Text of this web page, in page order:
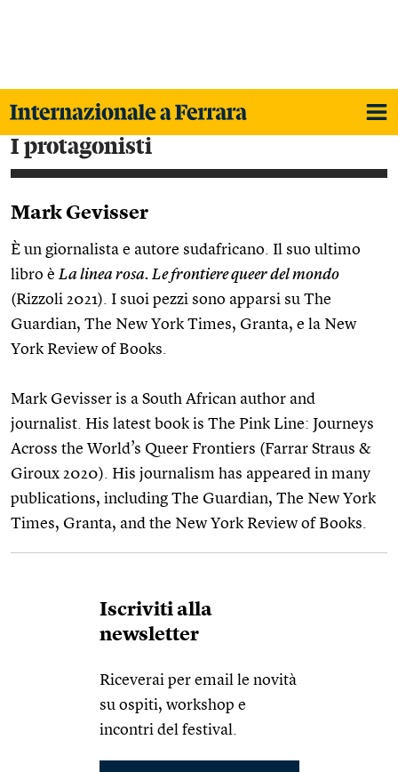
i protagonisti
Mark Gevisser
È un giornalista e autore sudafricano. Il suo ultimo
libro è La linea rosa. Le frontiere queer del mondo
(Rizzoli 2021). I suoi pezzi sono apparsi su The
Guardian, The New York Times, Granta, e la New
York Review of Books.
Mark Gevisser is a South African author and
journalist. His latest book is The Pink Line: Journeys
Across the World’s Queer Frontiers (Farrar Straus &
Giroux 2020). His journalism has appeared in many
publications, including The Guardian, The New York
Times, Granta, and the New York Review of Books.
Iscriviti alla
newsletter
Riceverai per email le novità
su ospiti, workshop e
incontri del festival.